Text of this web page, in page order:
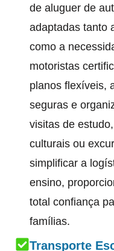
de aluguer de
adaptadas tanto
como a
motoristas
planos flexíveis,
seguras e
visitas de
culturais ou
simplificar a
ensino,
total confiança
famílias.
Transporte